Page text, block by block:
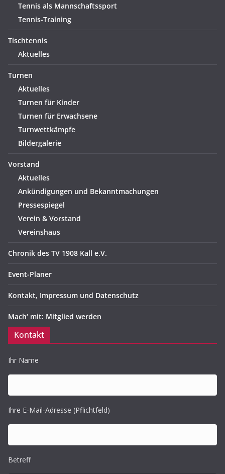
Tennis als Mannschaftssport
Tennis-Training
Tischtennis
Aktuelles
Turnen
Aktuelles
Turnen für Kinder
Turnen für Erwachsene
Turnwettkämpfe
Bildergalerie
Vorstand
Aktuelles
Ankündigungen und Bekanntmachungen
Pressespiegel
Verein & Vorstand
Vereinshaus
Chronik des TV 1908 Kall e.V.
Event-Planer
Kontakt, Impressum und Datenschutz
Mach‘ mit: Mitglied werden
Kontakt
Ihr Name
Ihre E-Mail-Adresse (Pflichtfeld)
Betreff